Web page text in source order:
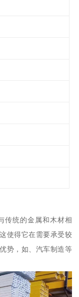
传统的金属和木材相
使得它在需要承受较
势，如、汽车制造等